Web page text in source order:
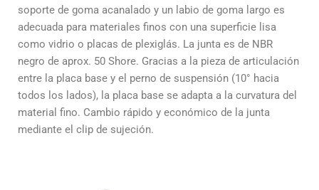
soporte de goma acanalado y un labio de goma largo es
adecuada para materiales finos con una superficie lisa
como vidrio o placas de plexiglás. La junta es de NBR
negro de aprox. 50 Shore. Gracias a la pieza de articulación
entre la placa base y el perno de suspensión (10° hacia
todos los lados), la placa base se adapta a la curvatura del
material fino. Cambio rápido y económico de la junta
mediante el clip de sujeción.